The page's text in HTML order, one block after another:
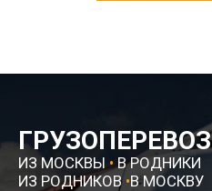
ИЗ МОСКВЫ •В РОДНИКИ
ИЗ РОДНИКОВ •В МОСКВУ